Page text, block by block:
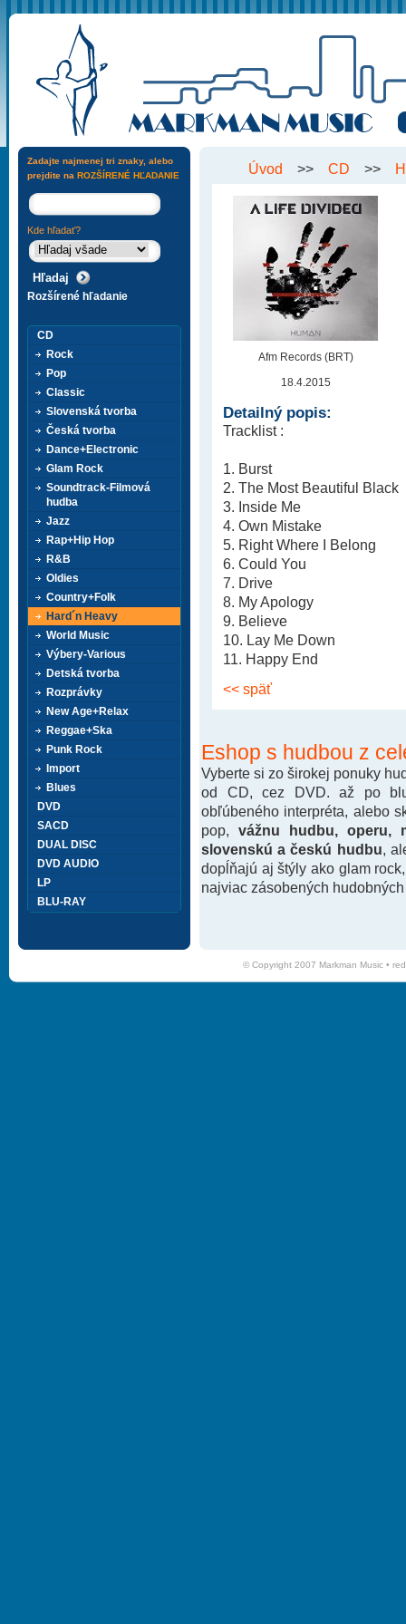
Úvod >> CD >>
Afm Records (BRT)
18.4.2015
Detailný popis:
Tracklist :
1. Burst
2. The Most Beautiful Black
3. Inside Me
4. Own Mistake
5. Right Where I Belong
6. Could You
7. Drive
8. My Apology
9. Believe
10. Lay Me Down
11. Happy End
<< späť
Eshop s hudbou z
Vyberte si zo širokej ponuky
od CD, cez DVD. až po
obľúbeného interpréta, alebo
pop, vážnu hudbu, operu,
slovenskú a českú hudbu ,
dopĺňajú aj štýly ako glam
najviac zásobených
Zadajte najmenej tri znaky, alebo
prejdite na ROZŠÍRENÉ HĽADANIE
Kde hľadať?
Rozšírené hľadanie
CD
Rock
Pop
Classic
Slovenská tvorba
Česká tvorba
Dance+Electronic
Glam Rock
Soundtrack-Filmová
hudba
Jazz
Rap+Hip Hop
R&B
Oldies
Country+Folk
Hard´n Heavy
World Music
Výbery-Various
Detská tvorba
Rozprávky
New Age+Relax
Reggae+Ska
Punk Rock
Import
Blues
DVD
SACD
DUAL DISC
DVD AUDIO
LP
BLU-RAY
© Copyright 2007 Markman Music •